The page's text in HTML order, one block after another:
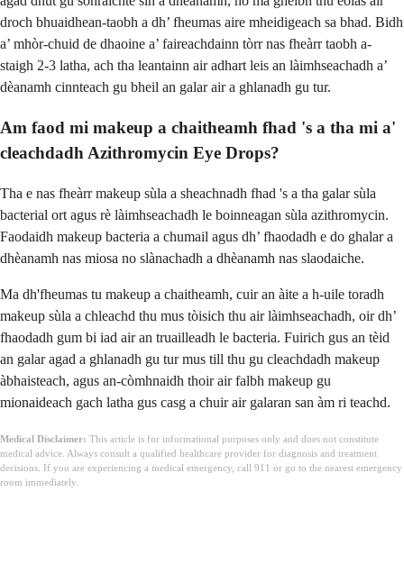
droch bhuaidhean-taobh a dh’ fheumas aire mheidigeach sa bhad. Bidh
a’ mhòr-chuid de dhaoine a’ faireachdainn tòrr nas fheàrr taobh a-
staigh 2-3 latha, ach tha leantainn air adhart leis an làimhseachadh a’
dèanamh cinnteach gu bheil an galar air a ghlanadh gu tur.
Am faod mi makeup a chaitheamh fhad 's a tha mi a'
cleachdadh Azithromycin Eye Drops?
Tha e nas fheàrr makeup sùla a sheachnadh fhad 's a tha galar sùla
bacterial ort agus rè làimhseachadh le boinneagan sùla azithromycin.
Faodaidh makeup bacteria a chumail agus dh’ fhaodadh e do ghalar a
dhèanamh nas miosa no slànachadh a dhèanamh nas slaodaiche.
Ma dh'fheumas tu makeup a chaitheamh, cuir an àite a h-uile toradh
makeup sùla a chleachd thu mus tòisich thu air làimhseachadh, oir dh’
fhaodadh gum bi iad air an truailleadh le bacteria. Fuirich gus an tèid
an galar agad a ghlanadh gu tur mus till thu gu cleachdadh makeup
àbhaisteach, agus an-còmhnaidh thoir air falbh makeup gu
mionaideach gach latha gus casg a chuir air galaran san àm ri teachd.
Medical Disclaimer: This article is for informational purposes only and does not constitute
medical advice. Always consult a qualified healthcare provider for diagnosis and treatment
decisions. If you are experiencing a medical emergency, call 911 or go to the nearest emergency
room immediately.